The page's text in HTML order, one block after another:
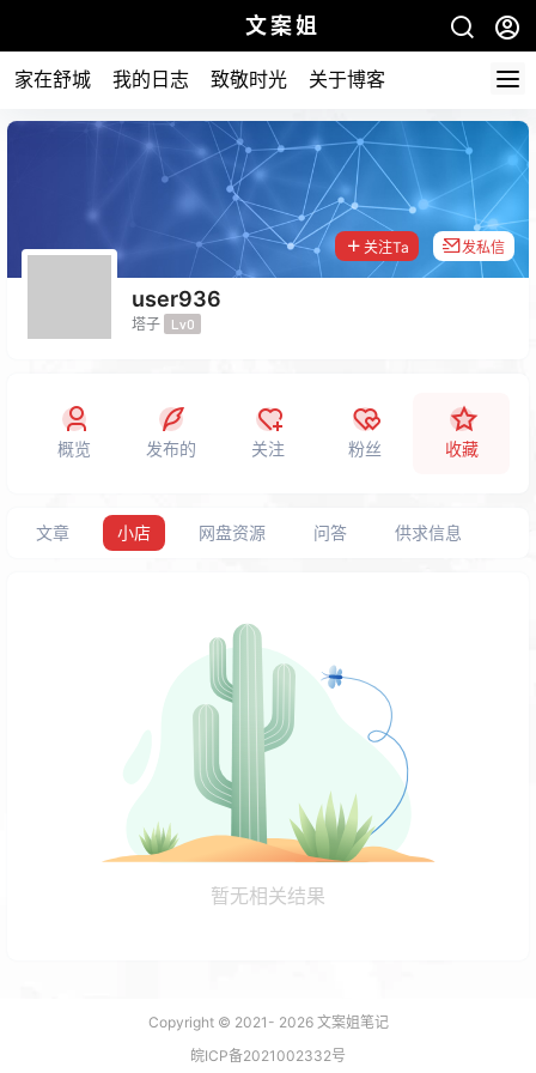
文案姐
家在舒城 我的日志 致敬时光 关于博客
user936
塔子 Lv0
关注Ta 发私信
概览 发布的 关注 粉丝 收藏
文章 小店 网盘资源 问答 供求信息
暂无相关结果
Copyright © 2021- 2026文案姐笔记
皖ICP备2021002332号